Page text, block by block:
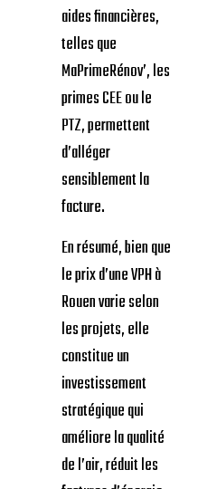
aides financières,
telles que
MaPrimeRénov’, les
primes CEE ou le
PTZ, permettent
d’alléger
sensiblement la
facture.
En résumé, bien que
le prix d’une VPH à
Rouen varie selon
les projets, elle
constitue un
investissement
stratégique qui
améliore la qualité
de l’air, réduit les